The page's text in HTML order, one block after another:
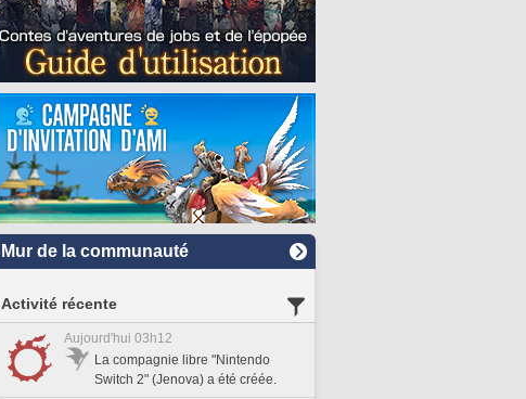
Mur de la communauté
Activité récente
Aujourd'hui 03h12
La compagnie libre "Nintendo
Switch 2" (Jenova) a été créée.